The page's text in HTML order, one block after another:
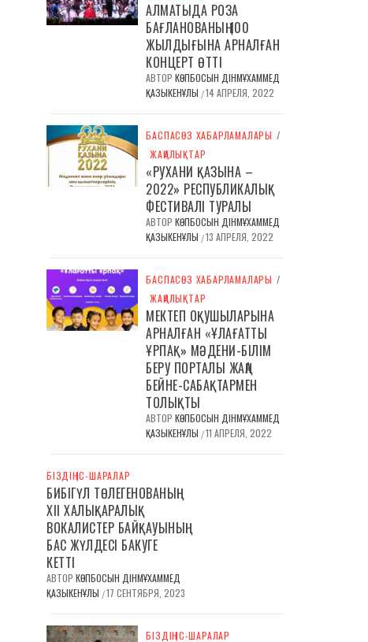
АЛМАТЫДА РОЗА
БАҒЛАНОВАНЫҢ 100
ЖЫЛДЫҒЫНА АРНАЛҒАН
КОНЦЕРТ ӨТТІ
АВТОР КӨПБОСЫН ДІНМҰХАММЕД
ҚАЗЫКЕНҰЛЫ /14 АПРЕЛЯ, 2022
БАСПАСӨЗ ХАБАРЛАМАЛАРЫ /
ЖАҢАЛЫҚТАР
«РУХАНИ ҚАЗЫНА –
2022» РЕСПУБЛИКАЛЫҚ
ФЕСТИВАЛІ ТУРАЛЫ
АВТОР КӨПБОСЫН ДІНМҰХАММЕД
ҚАЗЫКЕНҰЛЫ /13 АПРЕЛЯ, 2022
БАСПАСӨЗ ХАБАРЛАМАЛАРЫ /
ЖАҢАЛЫҚТАР
МЕКТЕП ОҚУШЫЛАРЫНА
АРНАЛҒАН «ҰЛАҒАТТЫ
ҰРПАҚ» МӘДЕНИ-БІЛІМ
БЕРУ ПОРТАЛЫ ЖАҢА
БЕЙНЕ-САБАҚТАРМЕН
ТОЛЫҚТЫ
АВТОР КӨПБОСЫН ДІНМҰХАММЕД
ҚАЗЫКЕНҰЛЫ /11 АПРЕЛЯ, 2022
БІЗДІҢ ІС-ШАРАЛАР
БИБІГҮЛ ТӨЛЕГЕНОВАНЫҢ
ХІІ ХАЛЫҚАРАЛЫҚ
ВОКАЛИСТЕР БАЙҚАУЫНЫҢ
БАС ЖҮЛДЕСІ БАКУГЕ
КЕТТІ
АВТОР КӨПБОСЫН ДІНМҰХАММЕД
ҚАЗЫКЕНҰЛЫ /17 СЕНТЯБРЯ, 2023
БІЗДІҢ ІС-ШАРАЛАР